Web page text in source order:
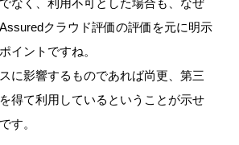
なく、利用不可とした場合も、なぜ
クラウド評価の評価を元に明示
イントですね。
に影響するものであれば尚更、第三
得て利用しているということが示せ
す。